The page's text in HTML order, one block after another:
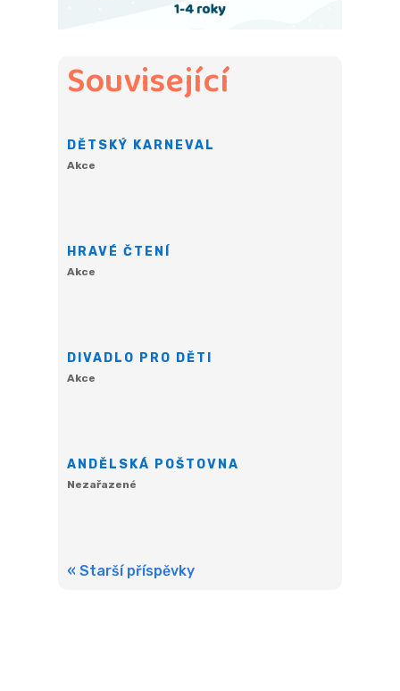
Související
DĚTSKÝ KARNEVAL
Akce
HRAVÉ ČTENÍ
Akce
DIVADLO PRO DĚTI
Akce
ANDĚLSKÁ POŠTOVNA
Nezařazené
« Starší příspěvky